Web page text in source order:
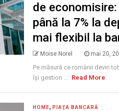
de
până la 7% la
mai flexibil la
Moise Norel mai 20,
Pe măsură ce românii devin
își gestion ... Read More
HOME, PIAŢA BANCARĂ